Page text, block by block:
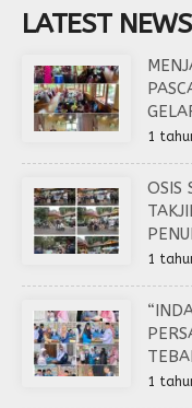
LATEST NEWS
1
OSIS
1
1